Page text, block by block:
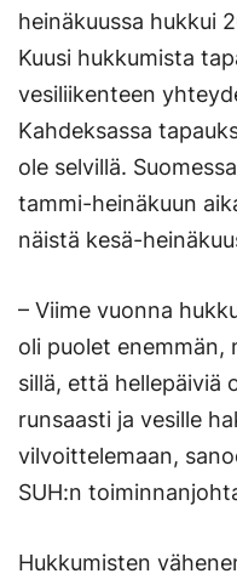
heinäkuussa hukkui
Kuusi hukkumista
vesiliikenteen
Kahdeksassa
ole selvillä.
tammi-heinäkuun
näistä kesä-
– Viime vuonna
oli puolet enemmän,
sillä, että hellepäiviä
runsaasti ja vesille
vilvoittelemaan,
SUH:n
Hukkumisten